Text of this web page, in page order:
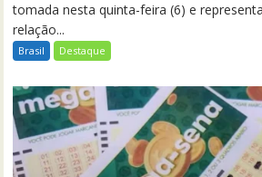
tomada nesta quinta-feira (6) e
relação...
Brasil Destaque